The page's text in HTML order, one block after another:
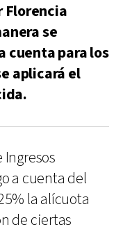
Florencia
se
cuenta para los
aplicará el
a cuenta del
la alícuota
de ciertas